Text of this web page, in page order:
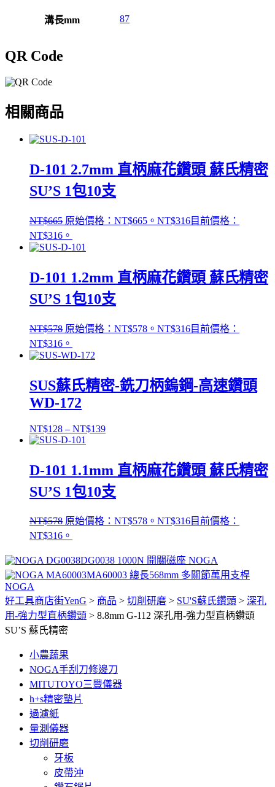
溝長mm 87
QR Code
相關商品
D-101 2.7mm 直柄麻花鑽頭 蘇氏精密
SU’S 1包10支
NT$665 原始價格：NT$665。 NT$316目前價格：
NT$316。
D-101 1.2mm 直柄麻花鑽頭 蘇氏精密
SU’S 1包10支
NT$578 原始價格：NT$578。 NT$316目前價格：
NT$316。
SUS蘇氏精密-銑刀柄鎢鋼-高速鑽頭
WD-172
NT$128 – NT$139
D-101 1.1mm 直柄麻花鑽頭 蘇氏精密
SU’S 1包10支
NT$578 原始價格：NT$578。 NT$316目前價格：
NT$316。
DG0038 1000N 開關磁座 NOGA
MA60003 總長568mm 多關節萬用支桿
NOGA
好工具商店街YenG > 商品 > 切削研磨 > SU'S蘇氏鑽頭 > 深孔
用-強力型直柄鑽頭 > 8.8mm G-112 深孔用-強力型直柄鑽頭
SU’S 蘇氏精密
小農蔬果
NOGA手刮刀修邊刀
MITUTOYO三豐儀器
h+s精密墊片
過濾紙
量測儀器
切削研磨
牙板
皮帶沖